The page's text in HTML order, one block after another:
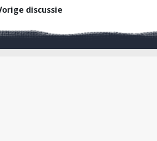
discussie